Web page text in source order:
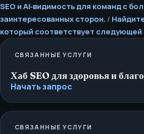
SEO и AI‑видимость для команд с
заинтересованных сторон. /
который соответствует следующей
СВЯЗАННЫЕ УСЛУГИ
Хаб SEO для здоровья и
Начать запрос
СВЯЗАННЫЕ УСЛУГИ